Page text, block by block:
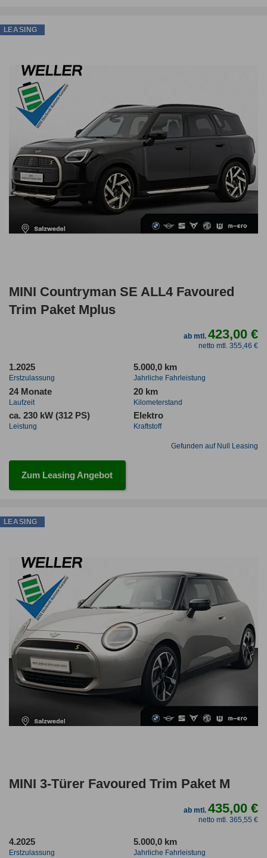
MINI Countryman SE ALL4 Favoured
Trim Paket Mplus
ab mtl.423,00 €
netto mtl. 355,46 €
1.2025
Erstzulassung
5.000,0 km
Jahrliche Fahrleistung
24 Monate
Laufzeit
20 km
Kilometerstand
ca. 230 kW (312 PS)
Leistung
Elektro
Kraftstoff
Gefunden auf Null Leasing
Zum Leasing Angebot
LEASING
MINI 3-Türer Favoured Trim Paket M
ab mtl.435,00 €
netto mtl. 365,55 €
4.2025
Erstzulassung
5.000,0 km
Jahrliche Fahrleistung
LEASING